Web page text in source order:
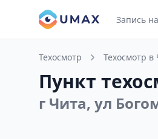
Запись
Техосмотр Техосмотр в
Пункт
г Чита, ул